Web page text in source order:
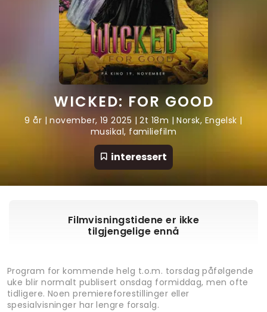
WICKED: FOR GOOD
9 år | november, 19 2025 | 2t 18m | Norsk, Engelsk |
musikal, familiefilm
interessert
Filmvisningstidene er ikke
tilgjengelige ennå
Program for kommende helg t.o.m. torsdag påfølgende
uke blir normalt publisert onsdag formiddag, men ofte
tidligere. Noen premiereforestillinger eller
spesialvisninger har lengre forsalg.